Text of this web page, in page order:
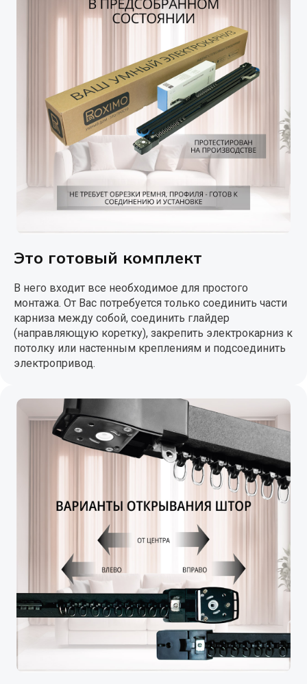
Это готовый комплект
В него входит все необходимое для простого
монтажа. От Вас потребуется только соединить части
карниза между собой, соединить глайдер
(направляющую коретку), закрепить электрокарниз к
потолку или настенным креплениям и подсоединить
электропривод.